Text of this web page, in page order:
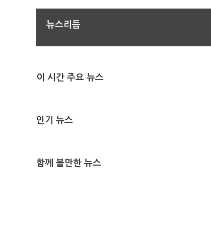
뉴스리듬
이 시간 주요 뉴스
인기 뉴스
함께 볼만한 뉴스